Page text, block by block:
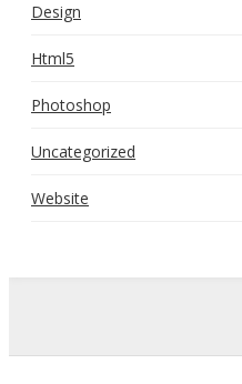
Design
Html5
Photoshop
Uncategorized
Website